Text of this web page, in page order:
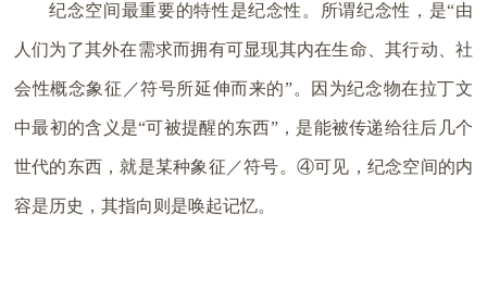
纪念空间最重要的特性是纪念性。所谓纪念性，是“由
人们为了其外在需求而拥有可显现其内在生命、其行动、社
会性概念象征／符号所延伸而来的”。因为纪念物在拉丁文
中最初的含义是“可被提醒的东西”，是能被传递给往后几个
世代的东西，就是某种象征／符号。④可见，纪念空间的内
容是历史，其指向则是唤起记忆。